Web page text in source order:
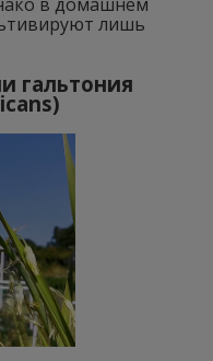
лишь
гальтония